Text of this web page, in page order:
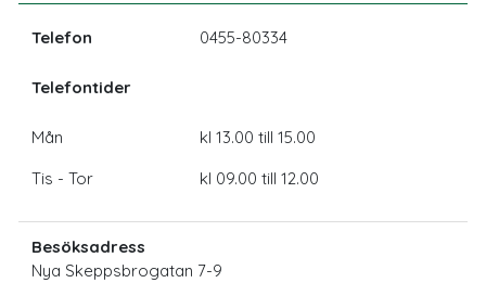
Telefon 0455-80334
Telefontider
Mån
Tis - Tor
kl 13.00 till 15.00
kl 09.00 till 12.00
Besöksadress
Nya Skeppsbrogatan 7-9